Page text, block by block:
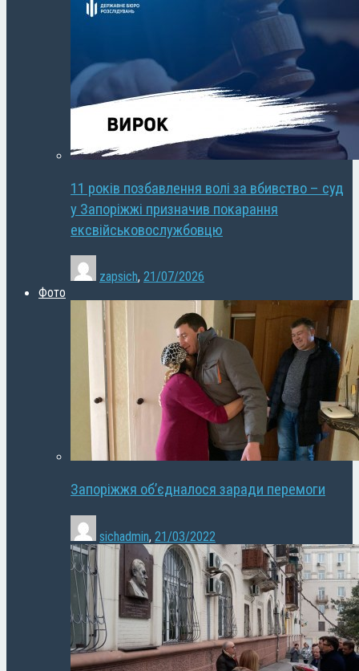
11 років позбавлення волі за вбивство – суд
у Запоріжжі призначив покарання
ексвійськовослужбовцю
zapsich, 21/07/2026
Фото
Запоріжжя об’єдналося заради перемоги
sichadmin, 21/03/2022